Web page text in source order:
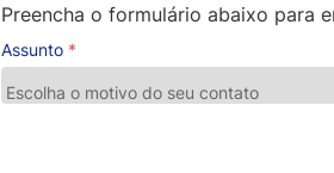
Preencha o formulário abaixo para
Assunto